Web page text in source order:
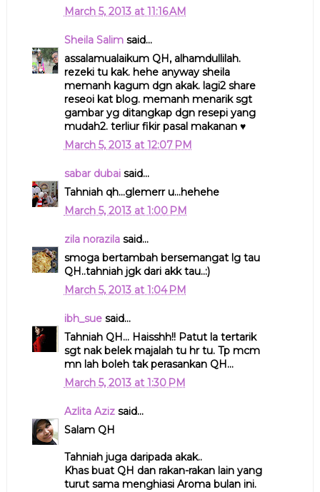
March 5, 2013 at 11:16 AM
Sheila Salimsaid...
assalamualaikum QH, alhamdullilah.
rezeki tu kak. hehe anyway sheila
memanh kagum dgn akak. lagi2 share
reseoi kat blog. memanh menarik sgt
gambar yg ditangkap dgn resepi yang
mudah2. terliur fikir pasal makanan ♥
March 5, 2013 at 12:07 PM
sabar dubaisaid...
Tahniah qh...glemerr u...hehehe
March 5, 2013 at 1:00 PM
zila norazilasaid...
smoga bertambah bersemangat lg tau
QH..tahniah jgk dari akk tau..:)
March 5, 2013 at 1:04 PM
ibh_suesaid...
Tahniah QH... Haisshh!! Patut la tertarik
sgt nak belek majalah tu hr tu. Tp mcm
mn lah boleh tak perasankan QH...
March 5, 2013 at 1:30 PM
Azlita Azizsaid...
Salam QH
Tahniah juga daripada akak..
Khas buat QH dan rakan-rakan lain yang
turut sama menghiasi Aroma bulan ini.